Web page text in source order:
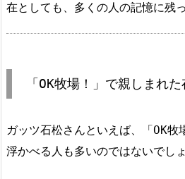
在としても、多くの人の記憶に残
「OK牧場！」で親しまれ
ガッツ石松さんといえば、「OK牧
浮かべる人も多いのではないでしょ